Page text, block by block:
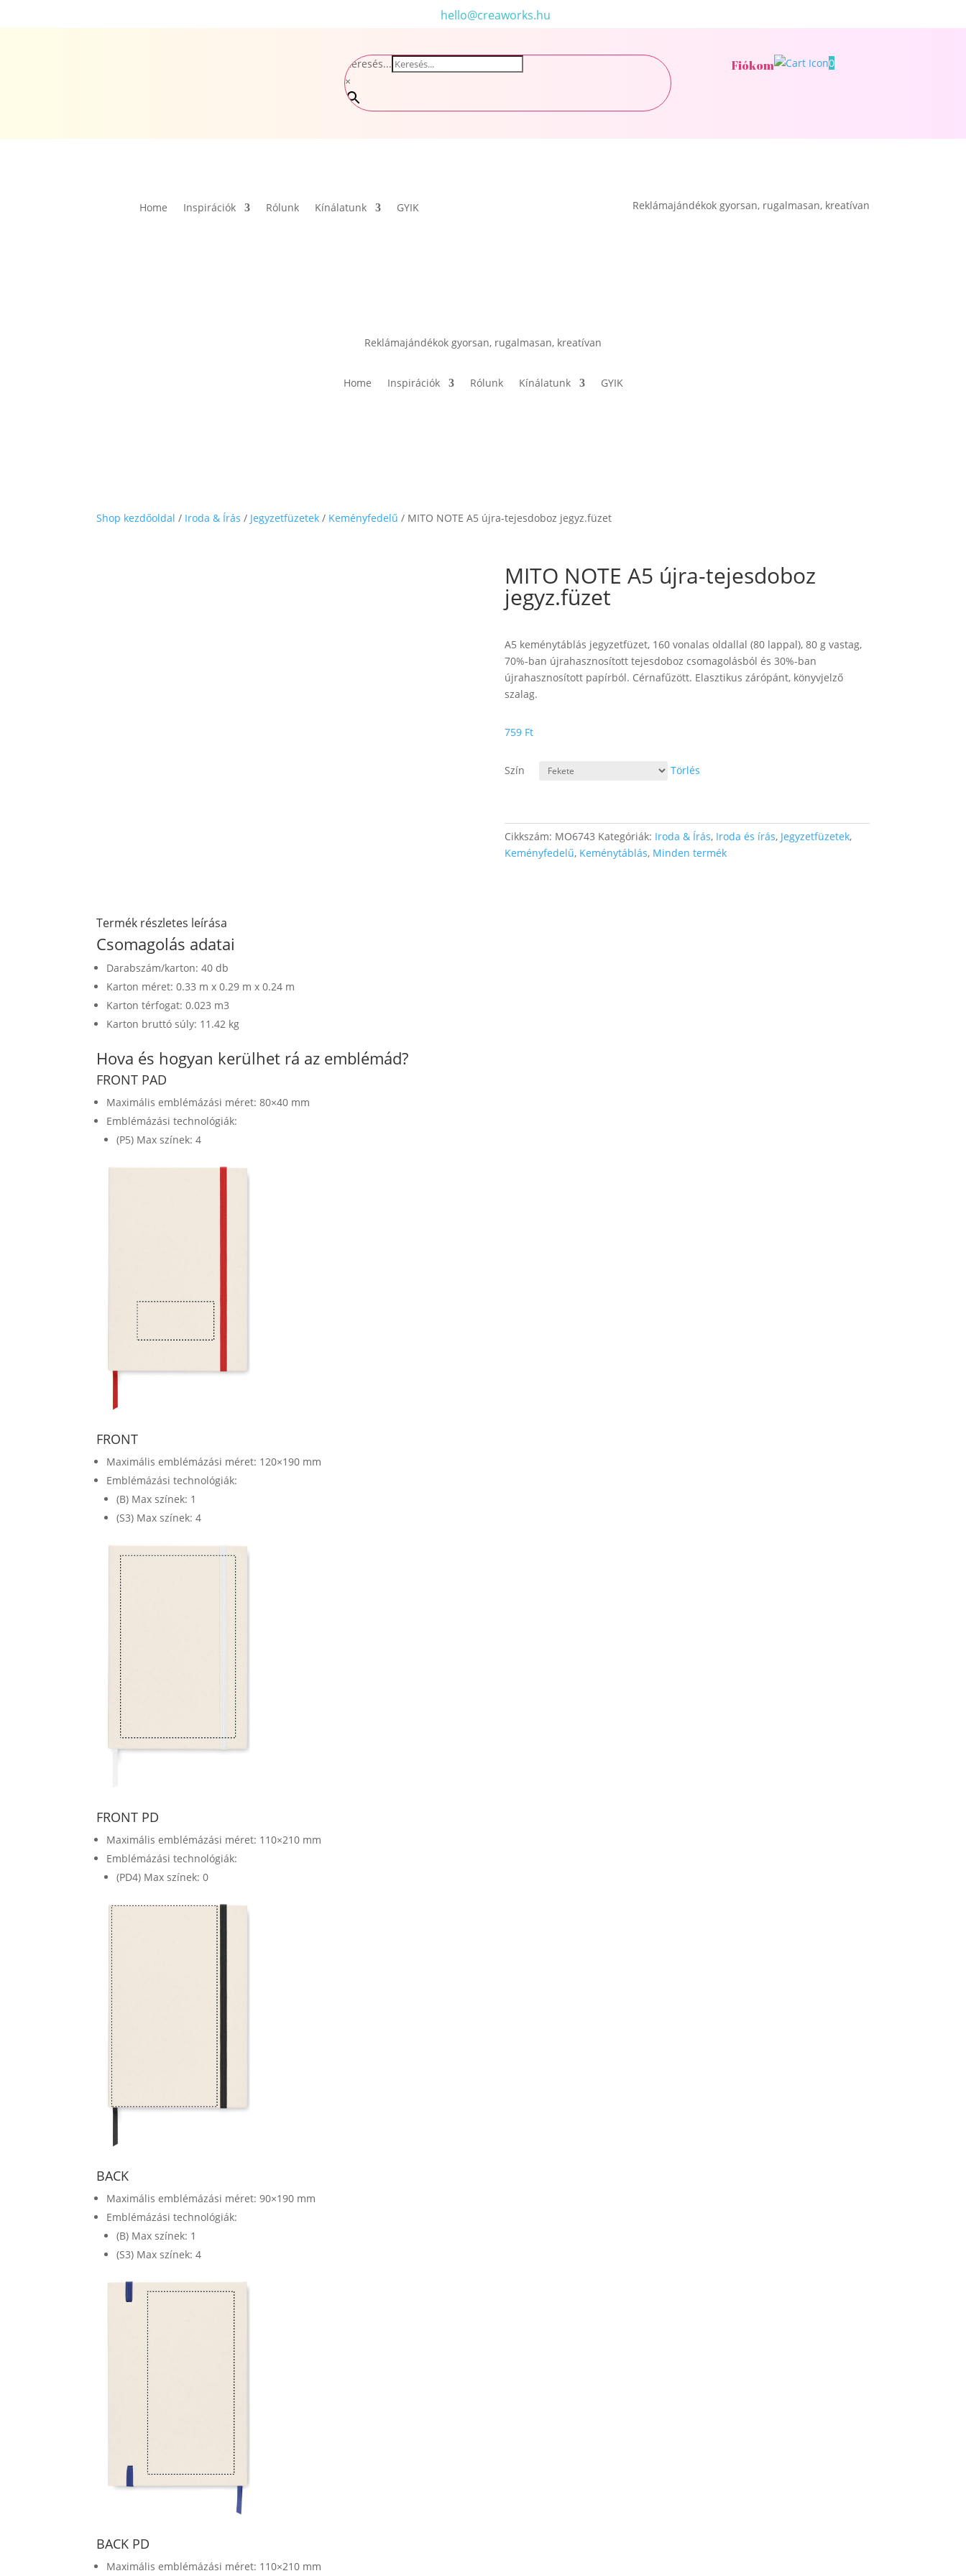
hello@creaworks.hu
Keresés...
×
Fiókom 0
Home Inspirációk Rólunk Kínálatunk GYIK Reklámajándékok gyorsan, rugalmasan, kreatívan
Reklámajándékok gyorsan, rugalmasan, kreatívan
Home Inspirációk Rólunk Kínálatunk GYIK
Shop kezdőoldal / Iroda & Írás / Jegyzetfüzetek / Keményfedelű / MITO NOTE A5 újra-tejesdoboz jegyz.füzet
MITO NOTE A5 újra-tejesdoboz
jegyz.füzet
A5 keménytáblás jegyzetfüzet, 160 vonalas oldallal (80 lappal), 80 g vastag,
70%-ban újrahasznosított tejesdoboz csomagolásból és 30%-ban
újrahasznosított papírból. Cérnafűzött. Elasztikus zárópánt, könyvjelző
szalag.
759 Ft
Szín Törlés
Cikkszám: MO6743 Kategóriák: Iroda & Írás, Iroda és írás, Jegyzetfüzetek,
Keményfedelű, Keménytáblás, Minden termék
Termék részletes leírása
Csomagolás adatai
Darabszám/karton: 40 db
Karton méret: 0.33 m x 0.29 m x 0.24 m
Karton térfogat: 0.023 m3
Karton bruttó súly: 11.42 kg
Hova és hogyan kerülhet rá az emblémád?
FRONT PAD
Maximális emblémázási méret: 80×40 mm
Emblémázási technológiák:
(P5) Max színek: 4
FRONT
Maximális emblémázási méret: 120×190 mm
Emblémázási technológiák:
(B) Max színek: 1
(S3) Max színek: 4
FRONT PD
Maximális emblémázási méret: 110×210 mm
Emblémázási technológiák:
(PD4) Max színek: 0
BACK
Maximális emblémázási méret: 90×190 mm
Emblémázási technológiák:
(B) Max színek: 1
(S3) Max színek: 4
BACK PD
Maximális emblémázási méret: 110×210 mm